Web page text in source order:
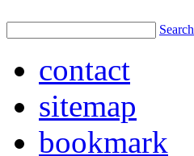
Search
contact
sitemap
bookmark